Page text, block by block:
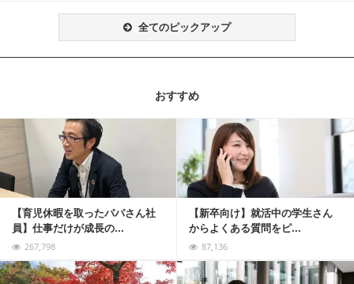
全てのピックアップ
おすすめ
【育児休暇を取ったパパさん社
員】仕事だけが成長の...
267,798
【新卒向け】就活中の学生さん
からよくある質問をピ...
87,136
記事を読む